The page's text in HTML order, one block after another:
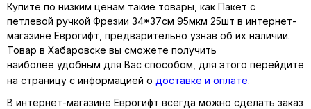
Купите по низким ценам такие товары, как Пакет с
петлевой ручкой Фрезии 34*37см 95мкм 25шт в интернет-
магазине Еврогифт, предварительно узнав об их наличии.
Товар в Хабаровске вы сможете получить
наиболее удобным для Вас способом, для этого перейдите
на страницу с информацией о доставке и оплате.
В интернет-магазине Еврогифт всегда можно сделать заказ